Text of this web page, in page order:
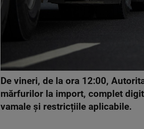
De vineri, de la ora 12:00,
mărfurilor la import, complet
vamale și restricțiile aplicabile.